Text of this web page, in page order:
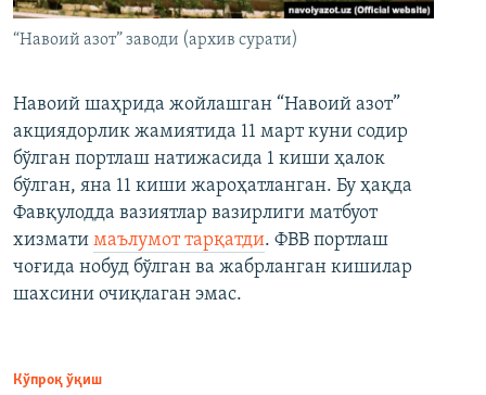
“Навоий азот” заводи (архив сурати)
Навоий шаҳрида жойлашган “Навоий азот”
акциядорлик жамиятида 11 март куни содир
бўлган портлаш натижасида 1 киши ҳалок
бўлган, яна 11 киши жароҳатланган. Бу ҳақда
Фавқулодда вазиятлар вазирлиги матбуот
хизмати маълумот тарқатди. ФВВ портлаш
чоғида нобуд бўлган ва жабрланган кишилар
шахсини очиқлаган эмас.
Кўпроқ ўқиш